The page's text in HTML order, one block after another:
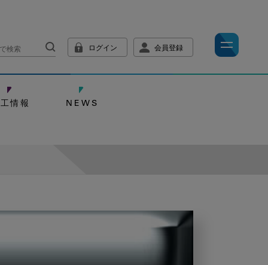
ログイン 会員登録
情報 NEWS